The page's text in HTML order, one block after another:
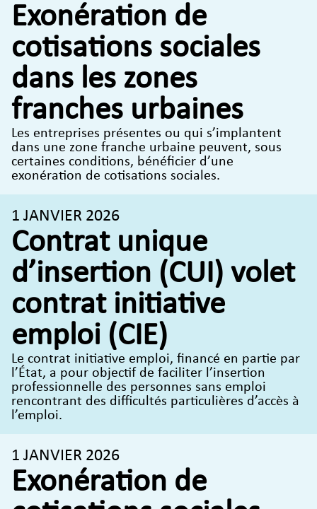
Exonération de
cotisations sociales
dans les zones
franches urbaines
Les entreprises présentes ou qui s’implantent
dans une zone franche urbaine peuvent, sous
certaines conditions, bénéficier d’une
exonération de cotisations sociales.
1 JANVIER 2026
Contrat unique
d’insertion (CUI) volet
contrat initiative
emploi (CIE)
Le contrat initiative emploi, financé en partie par
l’État, a pour objectif de faciliter l’insertion
professionnelle des personnes sans emploi
rencontrant des difficultés particulières d’accès à
l’emploi.
1 JANVIER 2026
Exonération de